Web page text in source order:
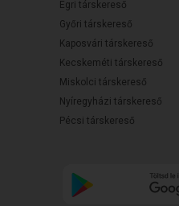
Egri társkereső
Győri társkereső
Kaposvári társkereső
Kecskeméti társkereső
Miskolci társkereső
Nyíregyházi társkereső
Pécsi társkereső